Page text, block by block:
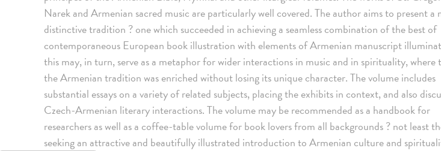
Narek and Armenian sacred music are particularly well covered. The author aims to present a
distinctive tradition ? one which succeeded in achieving a seamless combination of the best of
contemporaneous European book illustration with elements of Armenian manuscript
this may, in turn, serve as a metaphor for wider interactions in music and in spirituality, where
the Armenian tradition was enriched without losing its unique character. The volume includes
substantial essays on a variety of related subjects, placing the exhibits in context, and also
Czech-Armenian literary interactions. The volume may be recommended as a handbook for
researchers as well as a coffee-table volume for book lovers from all backgrounds ? not least
seeking an attractive and beautifully illustrated introduction to Armenian culture and